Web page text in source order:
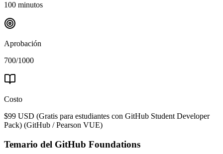
100 minutos
Aprobación
700/1000
Costo
$99 USD (Gratis para estudiantes con GitHub Student Developer
Pack) (GitHub / Pearson VUE)
Temario del GitHub Foundations